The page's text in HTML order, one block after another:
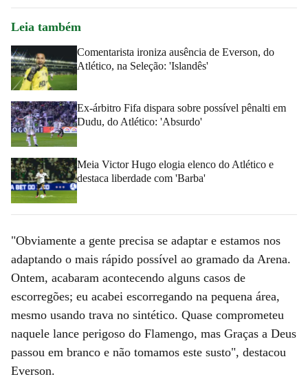
Leia também
Comentarista ironiza ausência de Everson, do
Atlético, na Seleção: 'Islandês'
Ex-árbitro Fifa dispara sobre possível pênalti em
Dudu, do Atlético: 'Absurdo'
Meia Victor Hugo elogia elenco do Atlético e
destaca liberdade com 'Barba'
"Obviamente a gente precisa se adaptar e estamos nos
adaptando o mais rápido possível ao gramado da Arena.
Ontem, acabaram acontecendo alguns casos de
escorregões; eu acabei escorregando na pequena área,
mesmo usando trava no sintético. Quase comprometeu
naquele lance perigoso do Flamengo, mas Graças a Deus
passou em branco e não tomamos este susto", destacou
Everson.